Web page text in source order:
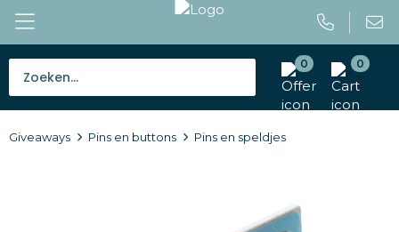
0 0
Tassen
Giveaways Pins en buttons Pins en speldjes